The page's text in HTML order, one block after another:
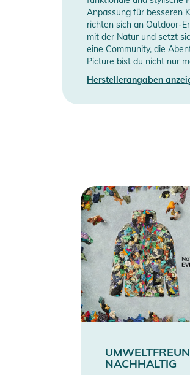
zusätzlichen Schutz bietet.
Ein elastischer Schneefang,
Innentasche mit
Die LEMENT JKT ist eine
- Membran: 20K/20K
- Futter: Recycled nylon taffeta
- Fütterung: Recycled Thermal
- Frontöffnung mit
- Lycra-Ärmelbündchen
- Handwärmtaschen mit
- Per Kordelzug regulierbarer
- Ergonomische Kapuze mit
- Elastischer Schneefang
- Innentasche aus Netzstoff
- Innentasche mit Zipper
Manufacturer Information
Anpassung für besseren
richten sich an Outdoor-
mit der Natur und setzt
eine Community, die
Picture bist du nicht nur
Herstellerangaben
NACHHALTIG